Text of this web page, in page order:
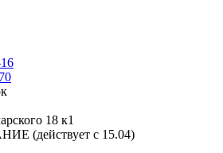
18 к1
(действует с 15.04)